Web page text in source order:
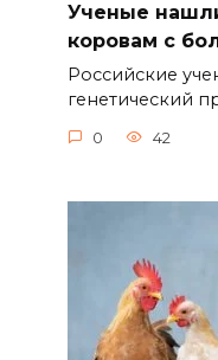
Ученые
коровам с
Российские
генетический
0 42